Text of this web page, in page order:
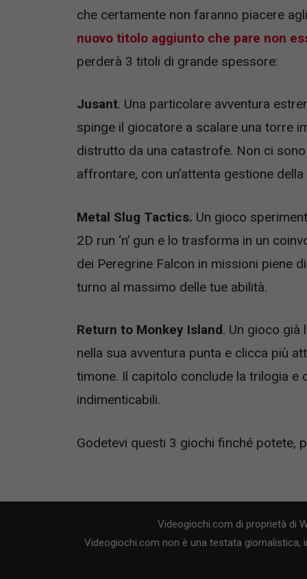
che certamente non faranno piacere
nuovo titolo aggiunto che pare non
perderà 3 titoli di grande spessore:
Jusant. Una particolare avventura
spinge il giocatore a scalare una torre
distrutto da una catastrofe. Non ci
affrontare, con un’attenta gestione
Metal Slug Tactics. Un gioco
2D run ‘n’ gun e lo trasforma in un
dei Peregrine Falcon in missioni piene
turno al massimo delle tue abilità.
Return to Monkey Island. Un gioco già
nella sua avventura punta e clicca più
timone. Il capitolo conclude la trilogia e
indimenticabili.
Godetevi questi 3 giochi finché potete,
Videogiochi.com di proprietà di
Videogiochi.com non è una testata giornalistica,